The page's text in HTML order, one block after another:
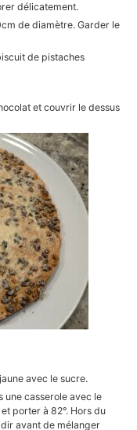
délicatement.
de diamètre. Garder le
de pistaches
et couvrir le dessus
avec le sucre.
une casserole avec le
porter à 82°. Hors du
avant de mélanger